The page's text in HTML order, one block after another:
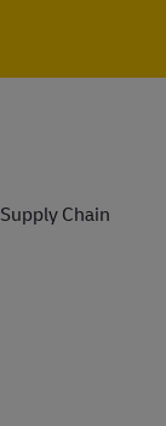
Supply Chain